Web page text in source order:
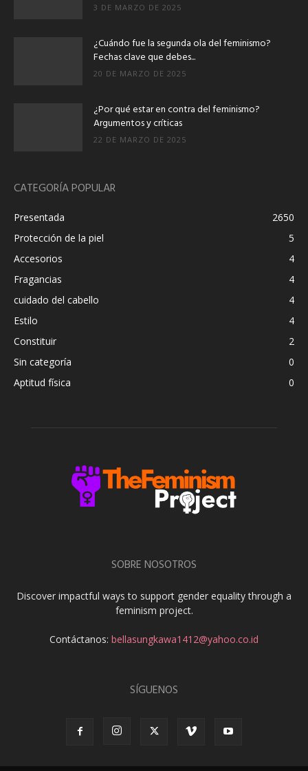
3 DE MARZO DE 2025
¿Cuándo fue la segunda ola del feminismo?
Fechas clave que debes...
20 DE MARZO DE 2025
¿Por qué estar en contra del feminismo?
Argumentos y críticas
22 DE MARZO DE 2025
CATEGORÍA POPULAR
Presentada
2650
Protección de la piel
5
Accesorios
4
Fragancias
4
cuidado del cabello
4
Estilo
4
Constituir
2
Sin categoría
0
Aptitud física
0
SOBRE NOSOTROS
Discover impactful ways to support gender equality through a
feminism project.
Contáctanos: bellasungkawa1412@yahoo.co.id
SÍGUENOS